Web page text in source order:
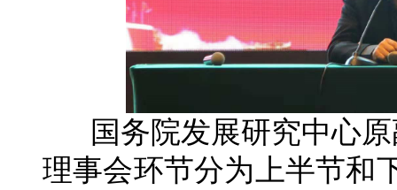
国务院发展研究中心
理事会环节分为上半节和